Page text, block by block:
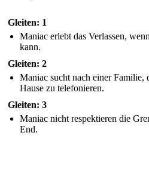
Gleiten: 1
Maniac erlebt das Verlassen,
kann.
Gleiten: 2
Maniac sucht nach einer Familie,
Hause zu telefonieren.
Gleiten: 3
Maniac nicht respektieren die
End.